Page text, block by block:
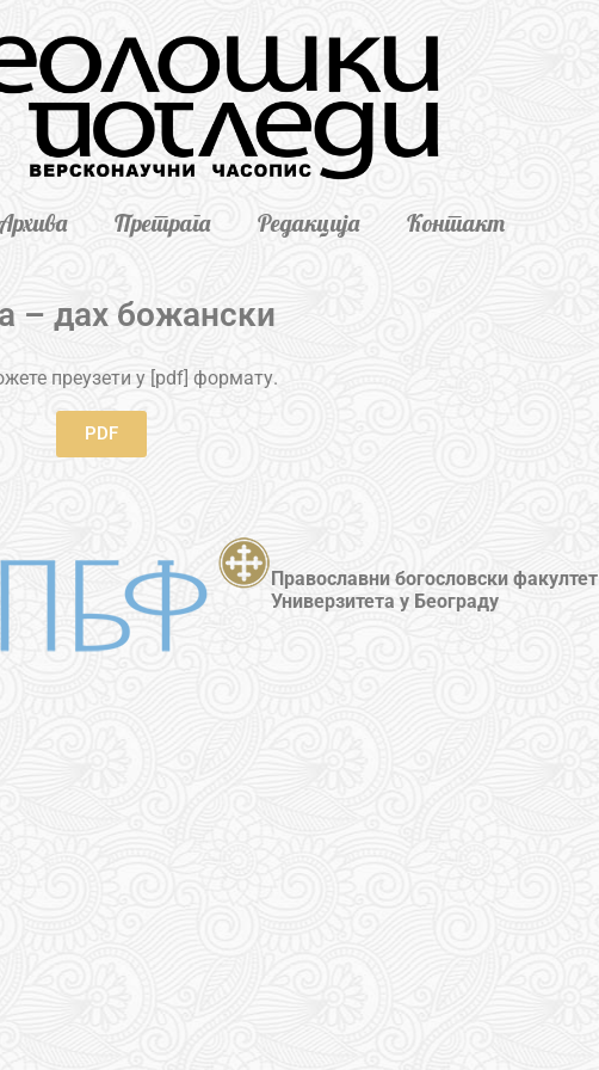
Претрага Редакција Контакт
– дах божански
преузети у [pdf] формату.
PDF
Православни богословски факултет
Универзитета у Београду